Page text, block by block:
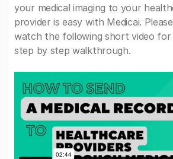
your medical imaging to your
provider is easy with Medicai. Please
watch the following short video for
step by step walkthrough.